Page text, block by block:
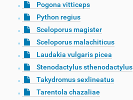
Pogona vitticeps
Python regius
Sceloporus magister
Sceloporus malachiticus
Laudakia vulgaris picea
Stenodactylus sthenodactylus
Takydromus sexlineatus
Tarentola chazaliae